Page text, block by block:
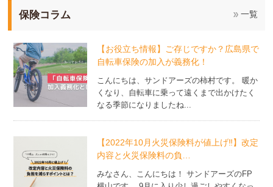
保険コラム 一覧
【お役立ち情報】ご存じですか？広島県で
自転車保険の加入が義務化！
こんにちは、サンドアーズの柿村です。 暖か
くなり、自転車に乗って遠くまで出かけたく
なる季節になりましたね...
【2022年10月火災保険料が値上げ‼】改定
内容と火災保険料の負…
みなさん、こんにちは！ サンドアーズのFP